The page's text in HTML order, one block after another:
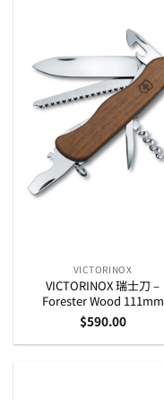
VICTORINOX
VICTORINOX 瑞士刀 –
Forester Wood 111mm
$590.00